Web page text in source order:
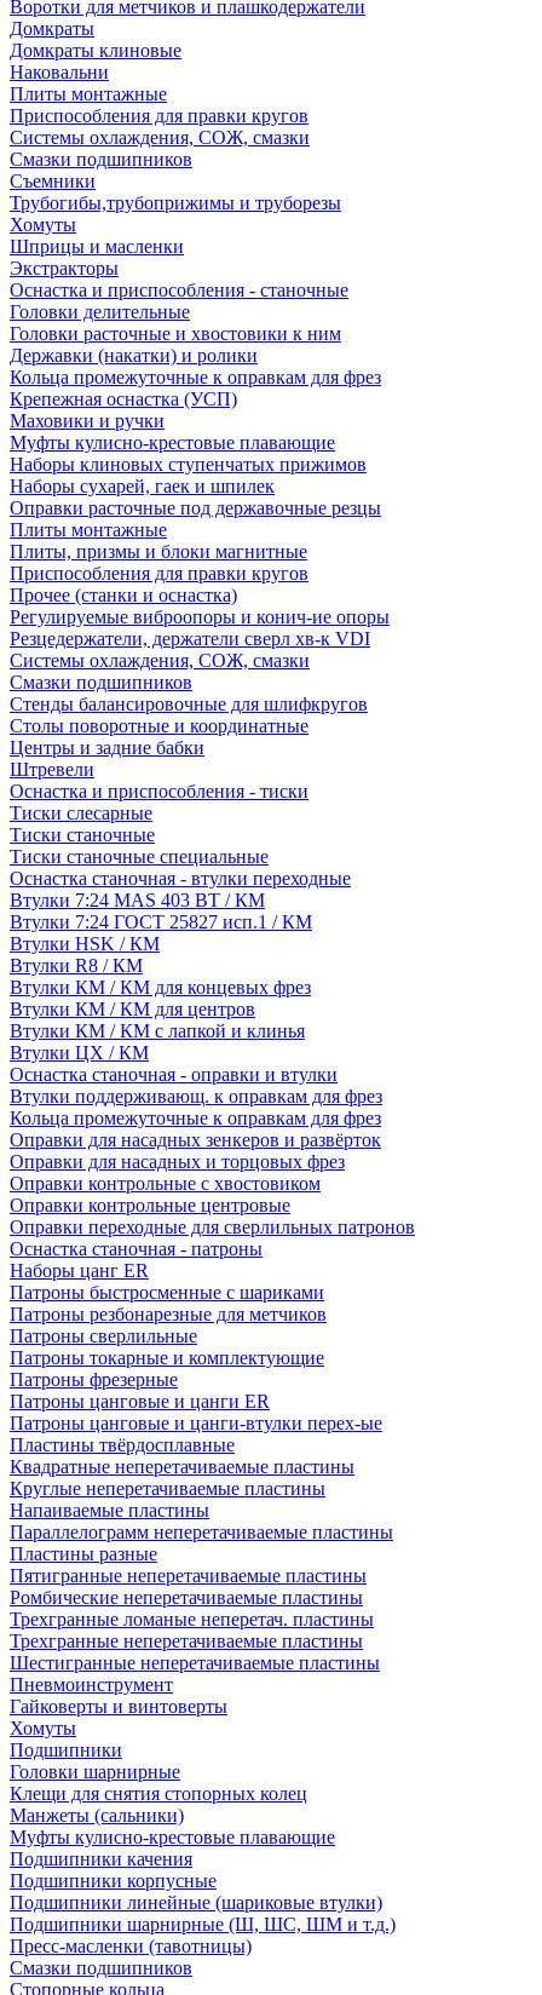
Воротки для метчиков и плашкодержатели
Домкраты
Домкраты клиновые
Наковальни
Плиты монтажные
Приспособления для правки кругов
Системы охлаждения, СОЖ, смазки
Смазки подшипников
Съемники
Трубогибы,трубоприжимы и труборезы
Хомуты
Шприцы и масленки
Экстракторы
Оснастка и приспособления - станочные
Головки делительные
Головки расточные и хвостовики к ним
Державки (накатки) и ролики
Кольца промежуточные к оправкам для фрез
Крепежная оснастка (УСП)
Маховики и ручки
Муфты кулисно-крестовые плавающие
Наборы клиновых ступенчатых прижимов
Наборы сухарей, гаек и шпилек
Оправки расточные под державочные резцы
Плиты монтажные
Плиты, призмы и блоки магнитные
Приспособления для правки кругов
Прочее (станки и оснастка)
Регулируемые виброопоры и конич-ие опоры
Резцедержатели, держатели сверл хв-к VDI
Системы охлаждения, СОЖ, смазки
Смазки подшипников
Стенды балансировочные для шлифкругов
Столы поворотные и координатные
Центры и задние бабки
Штревели
Оснастка и приспособления - тиски
Тиски слесарные
Тиски станочные
Тиски станочные специальные
Оснастка станочная - втулки переходные
Втулки 7:24 MAS 403 BT / КМ
Втулки 7:24 ГОСТ 25827 исп.1 / КМ
Втулки HSK / КМ
Втулки R8 / КМ
Втулки КМ / КМ для концевых фрез
Втулки КМ / КМ для центров
Втулки КМ / КМ с лапкой и клинья
Втулки ЦХ / КМ
Оснастка станочная - оправки и втулки
Втулки поддерживающ. к оправкам для фрез
Кольца промежуточные к оправкам для фрез
Оправки для насадных зенкеров и развёрток
Оправки для насадных и торцовых фрез
Оправки контрольные с хвостовиком
Оправки контрольные центровые
Оправки переходные для сверлильных патронов
Оснастка станочная - патроны
Наборы цанг ER
Патроны быстросменные с шариками
Патроны резбонарезные для метчиков
Патроны сверлильные
Патроны токарные и комплектующие
Патроны фрезерные
Патроны цанговые и цанги ER
Патроны цанговые и цанги-втулки перех-ые
Пластины твёрдосплавные
Квадратные неперетачиваемые пластины
Круглые неперетачиваемые пластины
Напаиваемые пластины
Параллелограмм неперетачиваемые пластины
Пластины разные
Пятигранные неперетачиваемые пластины
Ромбические неперетачиваемые пластины
Трехгранные ломаные неперетач. пластины
Трехгранные неперетачиваемые пластины
Шестигранные неперетачиваемые пластины
Пневмоинструмент
Гайковерты и винтоверты
Хомуты
Подшипники
Головки шарнирные
Клещи для снятия стопорных колец
Манжеты (сальники)
Муфты кулисно-крестовые плавающие
Подшипники качения
Подшипники корпусные
Подшипники линейные (шариковые втулки)
Подшипники шарнирные (Ш, ШС, ШМ и т.д.)
Пресс-масленки (тавотницы)
Смазки подшипников
Стопорные кольца